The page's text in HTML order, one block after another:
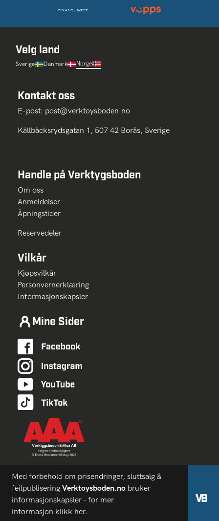
Velg land
Sverige Danmark Norge
Kontakt oss
E-post: post@verktoysboden.no
Källbäcksrydsgatan 1, 507 42 Borås, Sverige
Handle på Verktygsboden
Om oss
Anmeldelser
Åpningstider
Reservedeler
Vilkår
Kjøpsvilkår
Personvernerklæring
Informasjonskapsler
Mine Sider
Med forbehold om prisendringer, sluttsalg &
feilpublisering Verktoysboden.no bruker
informasjonskapsler - for mer
informasjon klikk her.